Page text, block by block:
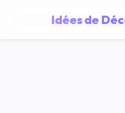
Idées de